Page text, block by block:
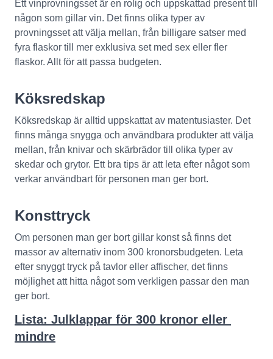
Ett vinprovningsset är en rolig och uppskattad present till
någon som gillar vin. Det finns olika typer av
provningsset att välja mellan, från billigare satser med
fyra flaskor till mer exklusiva set med sex eller fler
flaskor. Allt för att passa budgeten.
Köksredskap
Köksredskap är alltid uppskattat av matentusiaster. Det
finns många snygga och användbara produkter att välja
mellan, från knivar och skärbrädor till olika typer av
skedar och grytor. Ett bra tips är att leta efter något som
verkar användbart för personen man ger bort.
Konsttryck
Om personen man ger bort gillar konst så finns det
massor av alternativ inom 300 kronorsbudgeten. Leta
efter snyggt tryck på tavlor eller affischer, det finns
möjlighet att hitta något som verkligen passar den man
ger bort.
Lista: Julklappar för 300 kronor eller
mindre